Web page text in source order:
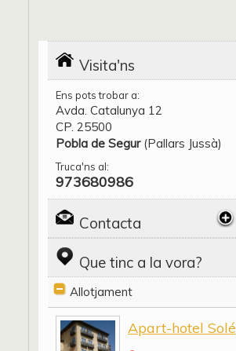
Visita'ns
Ens pots trobar a:
Avda. Catalunya 12
CP. 25500
Pobla de Segur(Pallars Jussà)
Truca'ns al:
973680986
Contacta
Que tinc a la vora?
Allotjament
Apart-hotel Solé